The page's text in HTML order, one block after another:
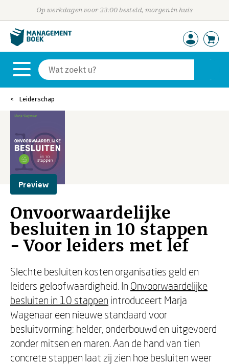
Op werkdagen voor 23:00 besteld, morgen in huis
Leiderschap
Preview
Onvoorwaardelijke
besluiten in 10 stappen
- Voor leiders met lef
Slechte besluiten kosten organisaties geld en
leiders geloofwaardigheid. In Onvoorwaardelijke
besluiten in 10 stappen introduceert Marja
Wagenaar een nieuwe standaard voor
besluitvorming: helder, onderbouwd en uitgevoerd
zonder mitsen en maren. Aan de hand van tien
concrete stappen laat zij zien hoe besluiten weer